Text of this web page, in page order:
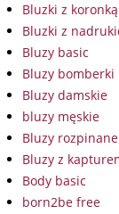
Bluzki z koronką
Bluzki z
Bluzy basic
Bluzy bomberki
Bluzy damskie
bluzy męskie
Bluzy rozpinane
Bluzy z
Body basic
born2be free